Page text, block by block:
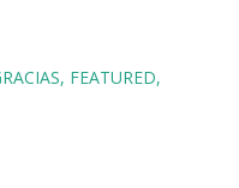
FEATURED